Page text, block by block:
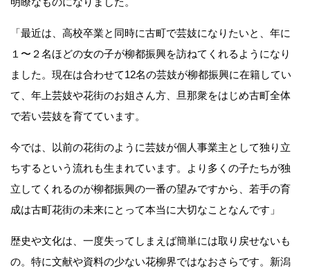
「最近は、高校卒業と同時に古町で芸妓になりたいと、年に
１〜２名ほどの女の子が柳都振興を訪ねてくれるようになり
ました。現在は合わせて12名の芸妓が柳都振興に在籍してい
て、年上芸妓や花街のお姐さん方、旦那衆をはじめ古町全体
で若い芸妓を育てています。
今では、以前の花街のように芸妓が個人事業主として独り立
ちするという流れも生まれています。より多くの子たちが独
立してくれるのが柳都振興の一番の望みですから、若手の育
成は古町花街の未来にとって本当に大切なことなんです」
歴史や文化は、一度失ってしまえば簡単には取り戻せないも
の。特に文献や資料の少ない花柳界ではなおさらです。新潟